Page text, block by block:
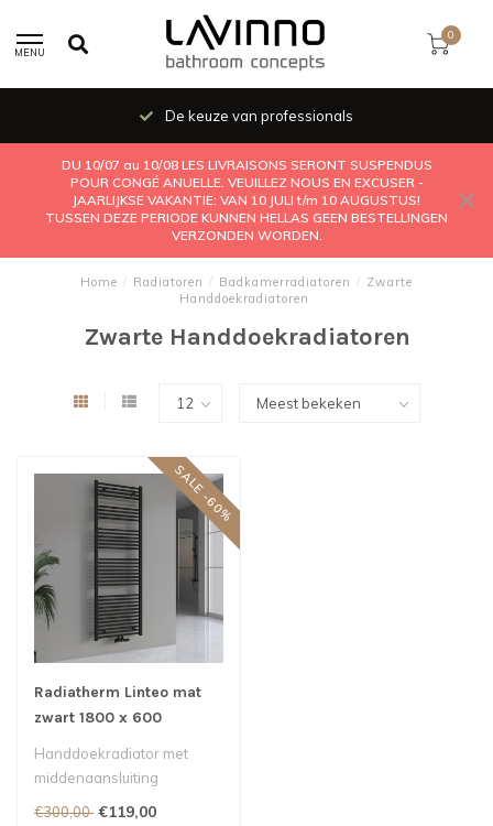
MENU
0
De keuze van professionals
DU 10/07 au 10/08 LES LIVRAISONS SERONT SUSPENDUS
POUR CONGÉ ANUELLE. VEUILLEZ NOUS EN EXCUSER -
JAARLIJKSE VAKANTIE: VAN 10 JULI t/m 10 AUGUSTUS!
TUSSEN DEZE PERIODE KUNNEN HELLAS GEEN BESTELLINGEN
VERZONDEN WORDEN.
Home / Radiatoren / Badkamerradiatoren / Zwarte
Handdoekradiatoren
Zwarte Handdoekradiatoren
SALE -60%
Radiatherm Linteo mat
zwart 1800 x 600
Handdoekradiator met
middenaansluiting
€300,00 €119,00